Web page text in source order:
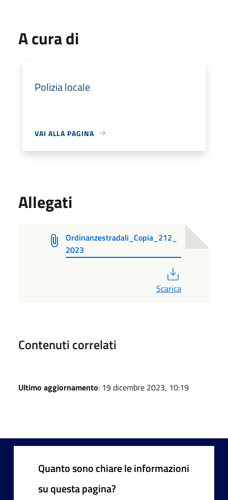
A cura di
Polizia locale
VAI ALLA PAGINA
Allegati
Ordinanzestradali_Copia_212_
2023
Scarica
Contenuti correlati
Ultimo aggiornamento: 19 dicembre 2023, 10:19
Quanto sono chiare le informazioni
su questa pagina?